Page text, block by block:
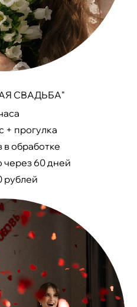
СВАДЬБА"
+ прогулка
обработке
через 60 дней
рублей